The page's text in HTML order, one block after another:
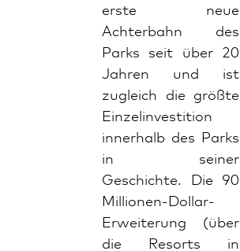
erste neue
Achterbahn des
Parks seit über 20
Jahren und ist
zugleich die größte
Einzelinvestition
innerhalb des Parks
in seiner
Geschichte. Die 90
Millionen-Dollar-
Erweiterung (über
die Resorts in